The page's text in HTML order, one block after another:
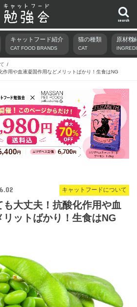
search
キャットフード紹介
CAT FOOD BRANDS
猫の種類
CAT
原材料
作用や血液凝固作用などメリットばかり！生食はNG
キャットフードについて
大丈夫！抗酸化作用や血
ットばかり！生食はNG